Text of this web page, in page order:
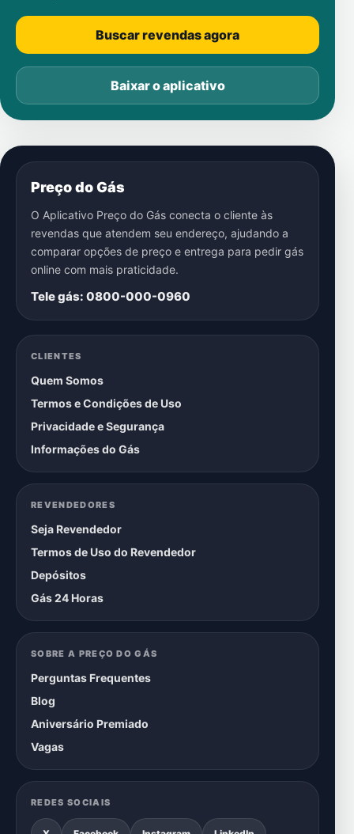
Buscar revendas agora
Baixar o aplicativo
Preço do Gás
O Aplicativo Preço do Gás conecta o cliente às
revendas que atendem seu endereço, ajudando a
comparar opções de preço e entrega para pedir gás
online com mais praticidade.
Tele gás: 0800-000-0960
CLIENTES
Quem Somos
Termos e Condições de Uso
Privacidade e Segurança
Informações do Gás
REVENDEDORES
Seja Revendedor
Termos de Uso do Revendedor
Depósitos
Gás 24 Horas
SOBRE A PREÇO DO GÁS
Perguntas Frequentes
Blog
Aniversário Premiado
Vagas
REDES SOCIAIS